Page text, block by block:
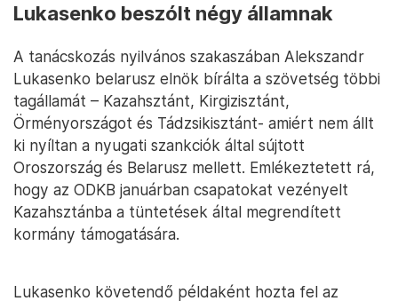
Lukasenko beszólt négy államnak
A tanácskozás nyilvános szakaszában Alekszandr
Lukasenko belarusz elnök bírálta a szövetség többi
tagállamát – Kazahsztánt, Kirgizisztánt,
Örményországot és Tádzsikisztánt- amiért nem állt
ki nyíltan a nyugati szankciók által sújtott
Oroszország és Belarusz mellett. Emlékeztetett rá,
hogy az ODKB januárban csapatokat vezényelt
Kazahsztánba a tüntetések által megrendített
kormány támogatására.
Lukasenko követendő példaként hozta fel az